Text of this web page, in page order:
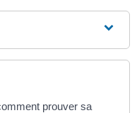
prouver sa